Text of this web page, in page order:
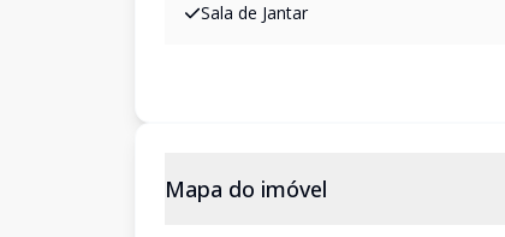
Sala de Jantar
Mapa do imóvel